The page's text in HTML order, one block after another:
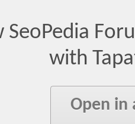
SeoPedia
with
Open in